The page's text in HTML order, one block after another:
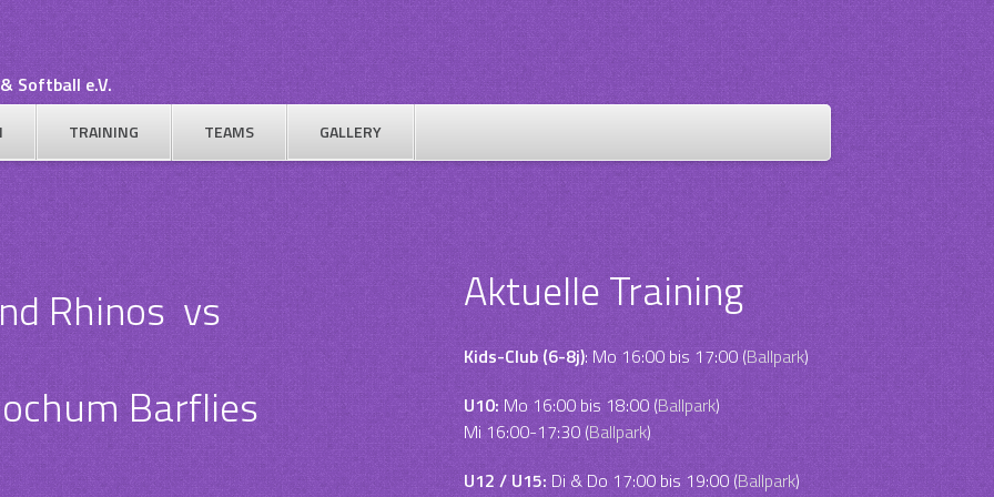
Softball e.V.
TRAINING TEAMS GALLERY
Rhinosvs
Barflies
Aktuelle Training
Kids-Club (6-8j): Mo 16:00 bis 17:00 (Ballpark)
U10:Mo 16:00 bis 18:00 (Ballpark)
Mi 16:00-17:30 (Ballpark)
U12 / U15:Di & Do 17:00 bis 19:00 (Ballpark)